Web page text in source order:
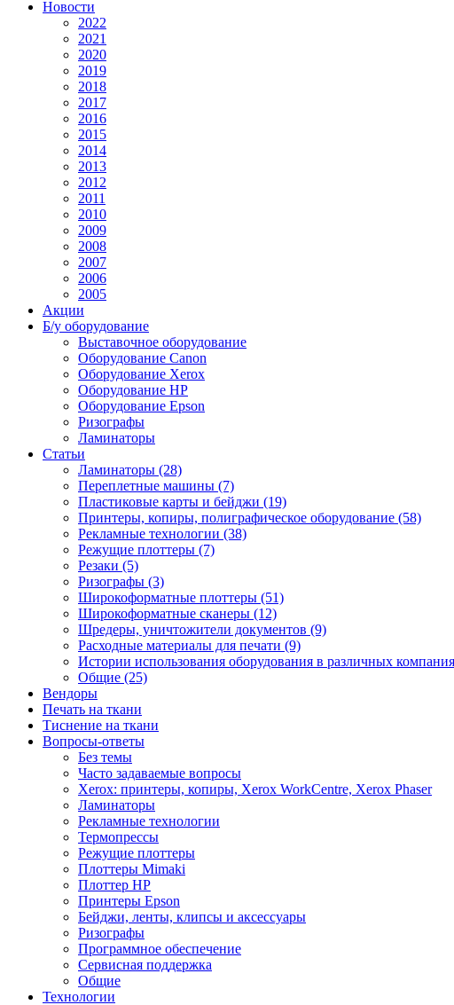
Новости
2022
2021
2020
2019
2018
2017
2016
2015
2014
2013
2012
2011
2010
2009
2008
2007
2006
2005
Акции
Б/у оборудование
Выставочное оборудование
Оборудование Canon
Оборудование Xerox
Оборудование HP
Оборудование Epson
Ризографы
Ламинаторы
Статьи
Ламинаторы (28)
Переплетные машины (7)
Пластиковые карты и бейджи (19)
Принтеры, копиры, полиграфическое оборудование (58)
Рекламные технологии (38)
Режущие плоттеры (7)
Резаки (5)
Ризографы (3)
Широкоформатные плоттеры (51)
Широкоформатные сканеры (12)
Шредеры, уничтожители документов (9)
Расходные материалы для печати (9)
Истории использования оборудования в различных
Общие (25)
Вендоры
Печать на ткани
Тиснение на ткани
Вопросы-ответы
Без темы
Часто задаваемые вопросы
Xerox: принтеры, копиры, Xerox WorkCentre, Xerox Phaser
Ламинаторы
Рекламные технологии
Термопрессы
Режущие плоттеры
Плоттеры Mimaki
Плоттер HP
Принтеры Epson
Бейджи, ленты, клипсы и аксессуары
Ризографы
Программное обеспечение
Сервисная поддержка
Общие
Технологии